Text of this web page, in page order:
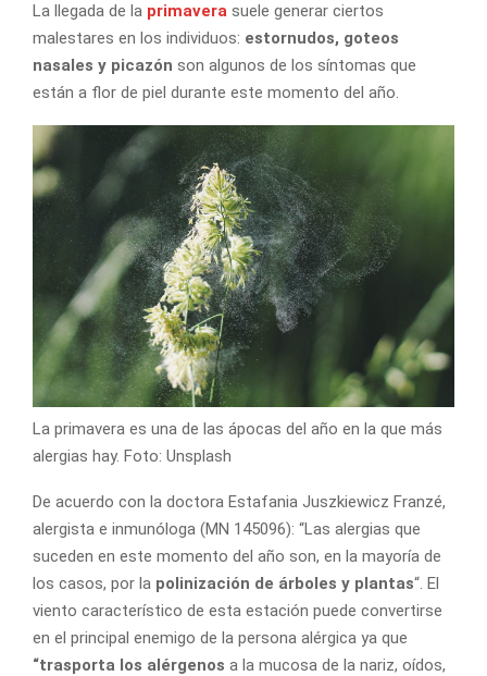
La llegada de la primavera suele generar ciertos
malestares en los individuos: estornudos, goteos
nasales y picazón son algunos de los síntomas que
están a flor de piel durante este momento del año.
La primavera es una de las ápocas del año en la que más
alergias hay. Foto: Unsplash
De acuerdo con la doctora Estafania Juszkiewicz Franzé,
alergista e inmunóloga (MN 145096): “Las alergias que
suceden en este momento del año son, en la mayoría de
los casos, por la polinización de árboles y plantas“. El
viento característico de esta estación puede convertirse
en el principal enemigo de la persona alérgica ya que
“trasporta los alérgenos a la mucosa de la nariz, oídos,